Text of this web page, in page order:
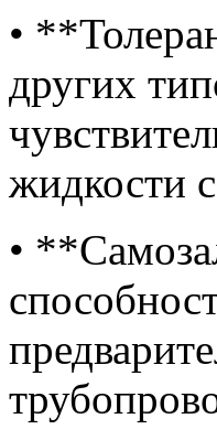
•
других
жидкости
•